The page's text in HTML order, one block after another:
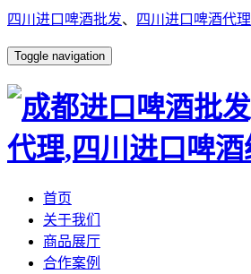
四川进口啤酒批发、 四川进口啤酒代理
Toggle navigation
首页
关于我们
商品展厅
合作案例